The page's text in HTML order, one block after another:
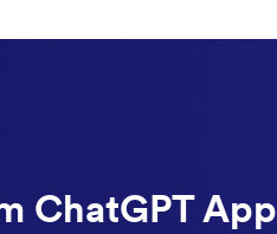
ChatGPT App